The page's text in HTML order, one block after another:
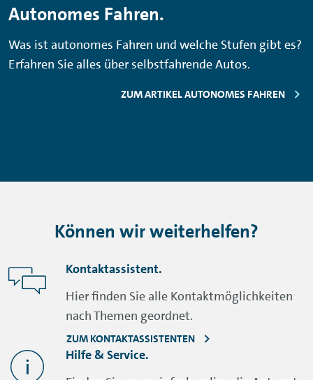
Autonomes Fahren.
Was ist autonomes Fahren und welche Stufen gibt es?
Erfahren Sie alles über selbstfahrende Autos.
ZUM ARTIKEL AUTONOMES FAHREN
Können wir weiterhelfen?
Kontaktassistent.
Hier finden Sie alle Kontaktmöglichkeiten
nach Themen geordnet.
ZUM KONTAKTASSISTENTEN
Hilfe & Service.